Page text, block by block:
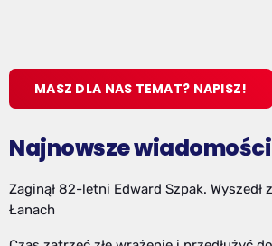
MASZ DLA NAS TEMAT? NAPISZ!
Najnowsze wiadomości
Zaginął 82-letni Edward Szpak. Wyszedł
Łanach